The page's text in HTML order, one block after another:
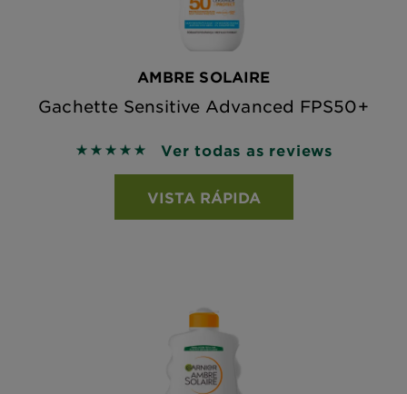
AMBRE SOLAIRE
Gachette Sensitive Advanced FPS50+
5 out of 5 stars based on reviews
Ver todas as reviews
VISTA RÁPIDA